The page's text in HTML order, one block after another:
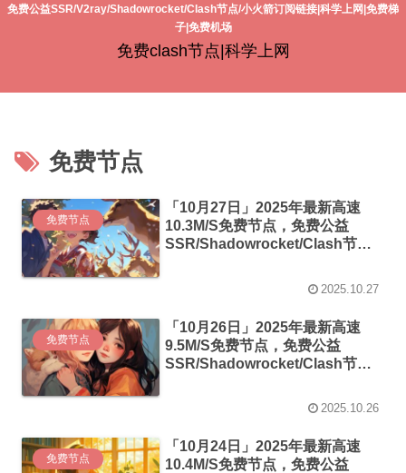
免费公益SSR/V2ray/Shadowrocket/Clash节点/小火箭订阅链接|科学上网|免费梯
子|免费机场
免费clash节点|科学上网
免费节点
免费节点
「10月27日」2025年最新高速
10.3M/S免费节点，免费公益
SSR/Shadowrocket/Clash节
2025.10.27
免费节点
「10月26日」2025年最新高速
9.5M/S免费节点，免费公益
SSR/Shadowrocket/Clash节
2025.10.26
免费节点
「10月24日」2025年最新高速
10.4M/S免费节点，免费公益